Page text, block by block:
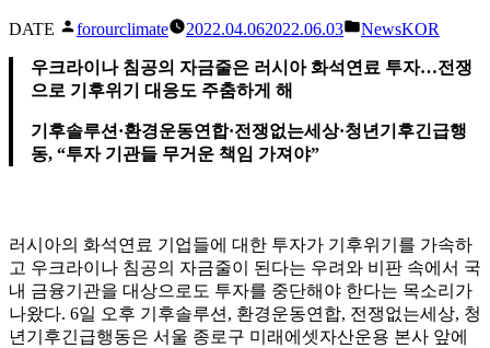
DATE
글
이
forourclimate 2022.04.062022.06.03
게
됨:
NewsKOR
우크라이나 침공의 자금줄은 러시아 화석연료 투자…전쟁
으로 기후위기 대응도 주춤하게 해
기후솔루션·환경운동연합·전쟁없는세상·청년기후긴급행
동, “투자 기관들 무거운 책임 가져야”
러시아의 화석연료 기업들에 대한 투자가 기후위기를 가속하
고 우크라이나 침공의 자금줄이 된다는 우려와 비판 속에서 국
내 금융기관을 대상으로도 투자를 중단해야 한다는 목소리가
나왔다. 6일 오후 기후솔루션, 환경운동연합, 전쟁없는세상, 청
년기후긴급행동은 서울 종로구 미래에셋자산운용 본사 앞에